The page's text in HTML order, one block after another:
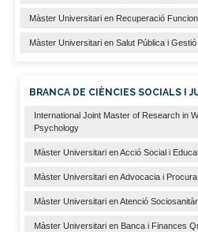
Màster Universitari en Recuperació
Màster Universitari en Salut Pública i Gestió
BRANCA DE CIÈNCIES SOCIALS I
International Joint Master of Research in
Psychology
Màster Universitari en Acció Social i
Màster Universitari en Advocacia i Procura
Màster Universitari en Atenció
Màster Universitari en Banca i Finances